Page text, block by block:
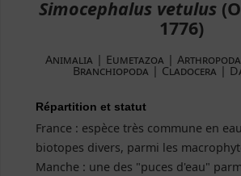
Simocephalus vetulus
1776)
Animalia | Eumetazoa |
Branchiopoda | Cladocera |
Répartition et statut
France : espèce très commune en
biotopes divers, parmi les
Manche : une des "puces d'eau"